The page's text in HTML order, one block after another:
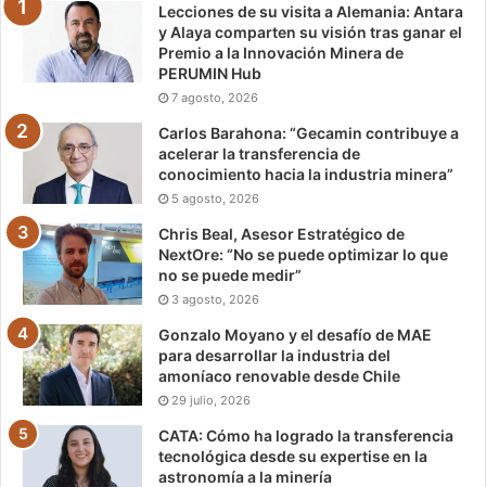
Lecciones de su visita a Alemania: Antara
y Alaya comparten su visión tras ganar el
Premio a la Innovación Minera de
PERUMIN Hub
7 agosto, 2026
Carlos Barahona: “Gecamin contribuye a
acelerar la transferencia de
conocimiento hacia la industria minera”
5 agosto, 2026
Chris Beal, Asesor Estratégico de
NextOre: “No se puede optimizar lo que
no se puede medir”
3 agosto, 2026
Gonzalo Moyano y el desafío de MAE
para desarrollar la industria del
amoníaco renovable desde Chile
29 julio, 2026
CATA: Cómo ha logrado la transferencia
tecnológica desde su expertise en la
astronomía a la minería